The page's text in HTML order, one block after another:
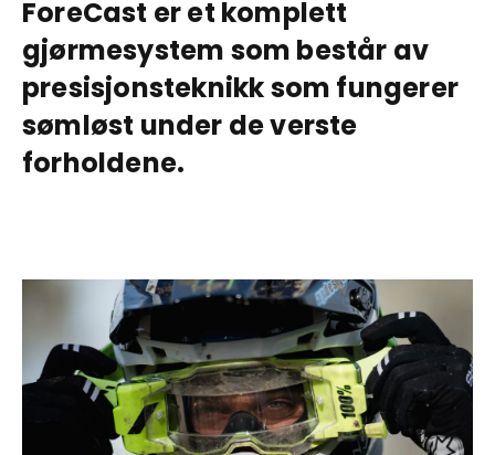
ForeCast er et komplett
gjørmesystem som består av
presisjonsteknikk som fungerer
sømløst under de verste
forholdene.